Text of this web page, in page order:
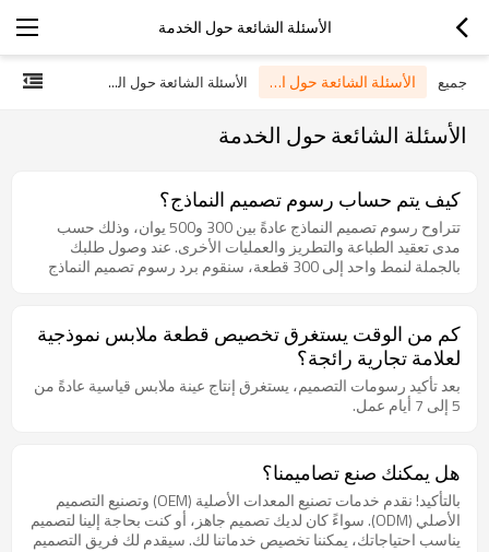
الأسئلة الشائعة حول الخدمة
جميع الأسئلة الشائعة حول الخدمة الأسئلة الشائعة حول المنتج
الأسئلة الشائعة حول الخدمة
كيف يتم حساب رسوم تصميم النماذج؟
تتراوح رسوم تصميم النماذج عادةً بين 300 و500 يوان، وذلك حسب
مدى تعقيد الطباعة والتطريز والعمليات الأخرى. عند وصول طلبك
بالجملة لنمط واحد إلى 300 قطعة، سنقوم برد رسوم تصميم النماذج
كم من الوقت يستغرق تخصيص قطعة ملابس نموذجية
لعلامة تجارية رائجة؟
بعد تأكيد رسومات التصميم، يستغرق إنتاج عينة ملابس قياسية عادةً من
5 إلى 7 أيام عمل.
هل يمكنك صنع تصاميمنا؟
بالتأكيد! نقدم خدمات تصنيع المعدات الأصلية (OEM) وتصنيع التصميم
الأصلي (ODM). سواءً كان لديك تصميم جاهز، أو كنت بحاجة إلينا لتصميم
يناسب احتياجاتك، يمكننا تخصيص خدماتنا لك. سيقدم لك فريق التصميم